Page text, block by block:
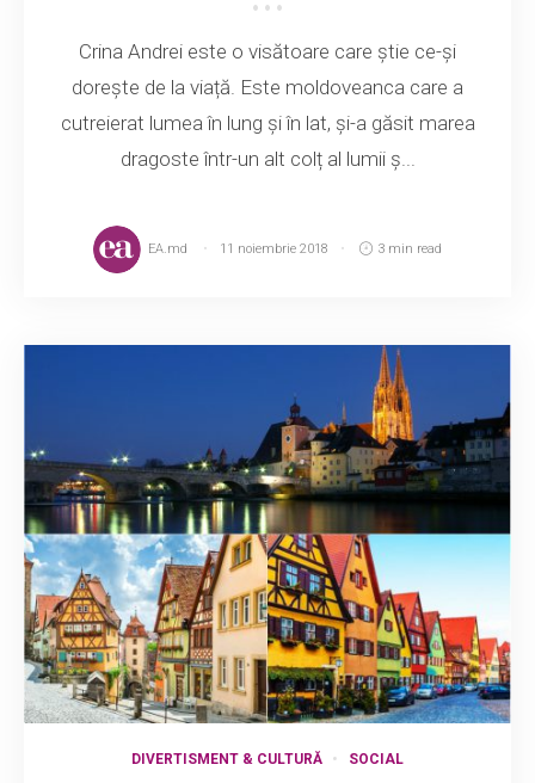
Crina Andrei este o visătoare care știe ce-și
dorește de la viață. Este moldoveanca care a
cutreierat lumea în lung și în lat, și-a găsit marea
dragoste într-un alt colț al lumii ș...
EA.md 11 noiembrie 2018 3 min read
DIVERTISMENT & CULTURĂ SOCIAL